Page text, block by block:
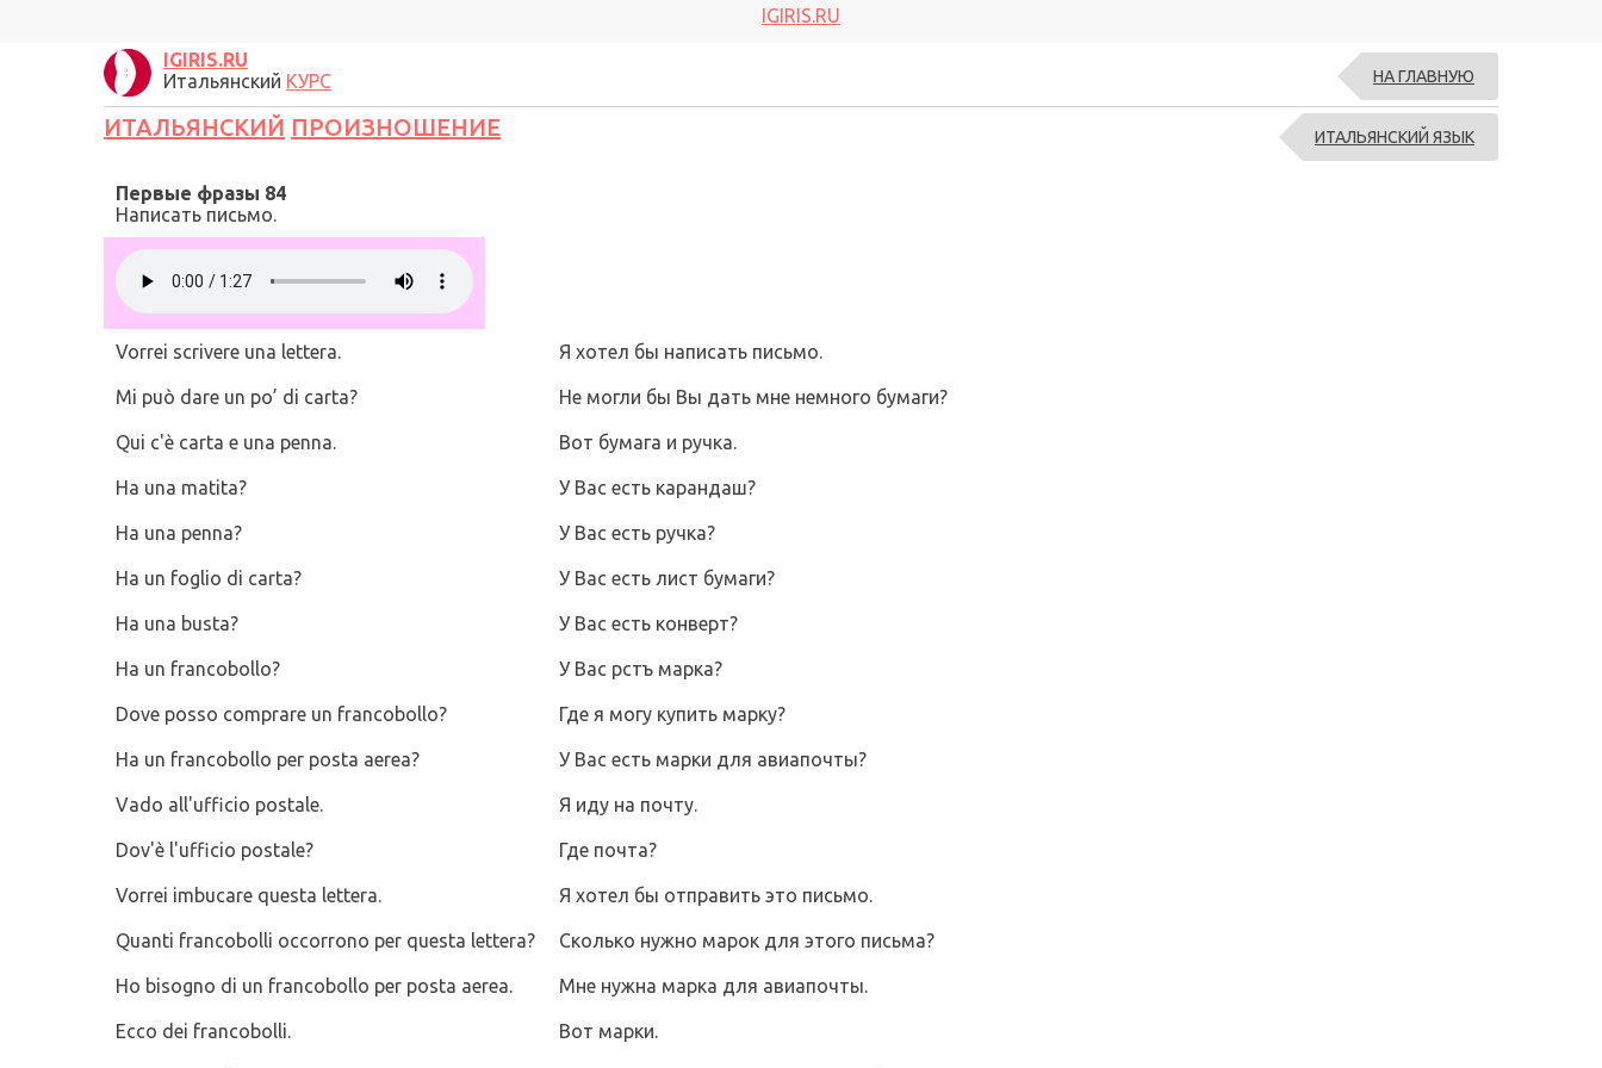
IGIRIS.RU
IGIRIS.RU
Итальянский КУРС НА ГЛАВНУЮ
ИТАЛЬЯНСКИЙ ПРОИЗНОШЕНИЕ ИТАЛЬЯНСКИЙ ЯЗЫК
Первые фразы 84
Написать письмо.
Vorrei scrivere una lettera. Я хотел бы написать письмо.
Mi può dare un po’ di carta? He могли бы Вы дать мне немного бумаги?
Qui c'è carta e una penna. Вот бумага и ручка.
Ha una matita? У Вас есть карандаш?
Ha una penna? У Вас есть ручка?
Ha un foglio di carta? У Вас есть лист бумаги?
Ha una busta? У Вас есть конверт?
Ha un francobollo? У Вас рстъ марка?
Dove posso comprare un francobollo? Где я могу купить марку?
Ha un francobollo per posta aerea? У Вас есть марки для авиапочты?
Vado all'ufficio postale. Я иду на почту.
Dov'è l'ufficio postale? Где почта?
Vorrei imbucare questa lettera. Я хотел бы отправить это письмо.
Quanti francobolli occorrono per questa lettera? Сколько нужно марок для этого письма?
Ho bisogno di un francobollo per posta aerea. Мне нужна марка для авиапочты.
Ecco dei francobolli. Вот марки.